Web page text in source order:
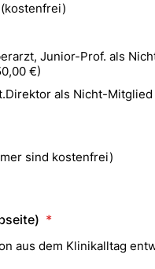
Junior-Prof. als
€)
als Nicht-
sind kostenfrei)
*
aus dem Klinikalltag